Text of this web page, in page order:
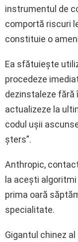
instrumentul de
comportă riscuri
constituie o
Ea sfătuieşte
procedeze
dezinstaleze fără
actualizeze la
codul uşii
şters”.
Anthropic,
la aceşti
prima oară
specialitate.
Gigantul chinez